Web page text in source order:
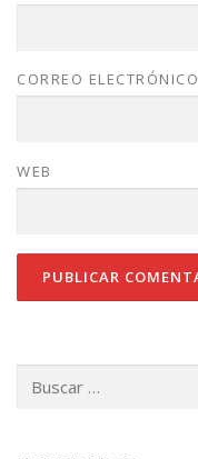
CORREO ELECTRÓNICO
WEB